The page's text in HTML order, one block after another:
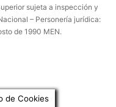
sujeta a inspección y
– Personería jurídica:
de 1990 MEN.
de Cookies